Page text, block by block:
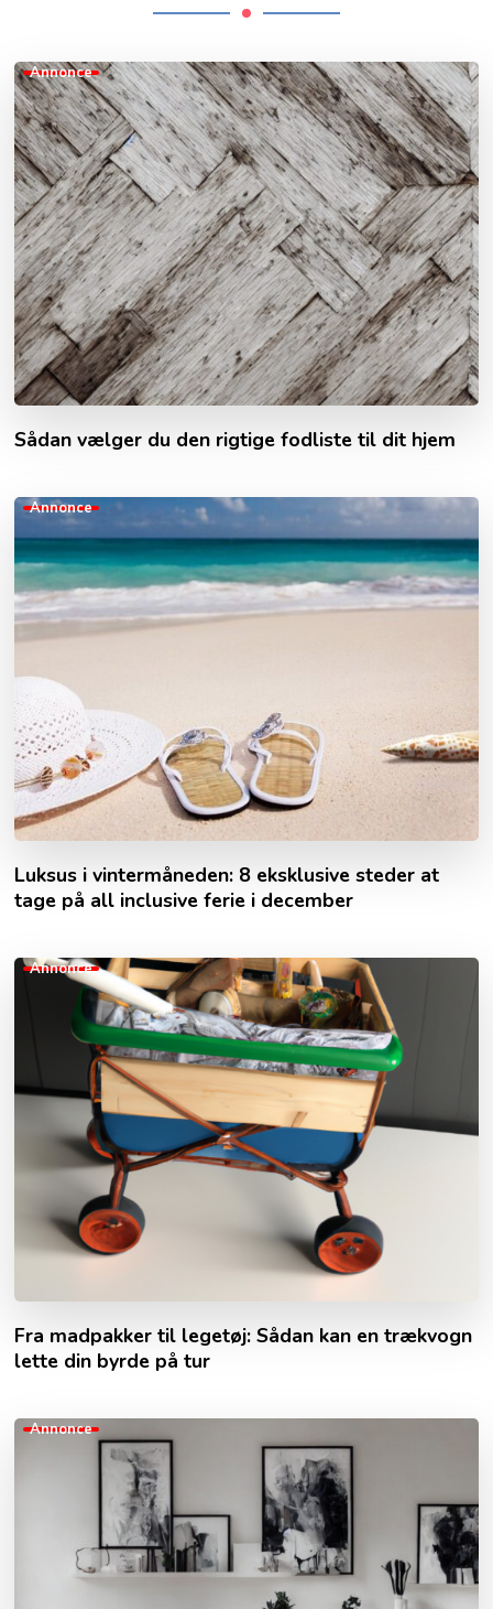
Annonce
Sådan vælger du den rigtige fodliste til dit hjem
Annonce
Luksus i vintermåneden: 8 eksklusive steder at
tage på all inclusive ferie i december
Annonce
Fra madpakker til legetøj: Sådan kan en trækvogn
lette din byrde på tur
Annonce